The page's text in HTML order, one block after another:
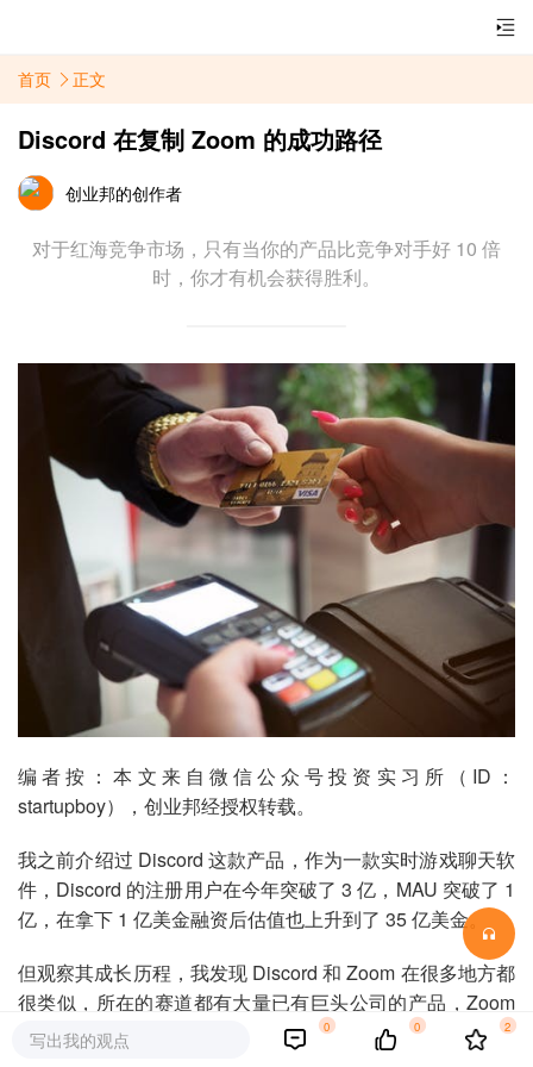
首页 正文
Discord 在复制 Zoom 的成功路径
创业邦的创作者
对于红海竞争市场，只有当你的产品比竞争对手好 10 倍
时，你才有机会获得胜利。
编者按：本文来自微信公众号投资实习所（ID：
startupboy），创业邦经授权转载。
我之前介绍过 Discord 这款产品，作为一款实时游戏聊天软
件，Discord 的注册用户在今年突破了 3 亿，MAU 突破了 1
亿，在拿下 1 亿美金融资后估值也上升到了 35 亿美金。
但观察其成长历程，我发现 Discord 和 Zoom 在很多地方都
很类似，所在的赛道都有大量已有巨头公司的产品，Zoom
不必说，在做之前就有了思科旗下的 WebEx 等；Discord
写出我的观点
0 0 2